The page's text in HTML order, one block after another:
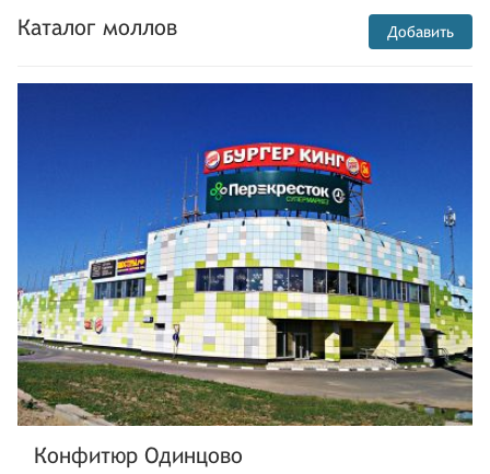
Каталог моллов Добавить
Конфитюр Одинцово